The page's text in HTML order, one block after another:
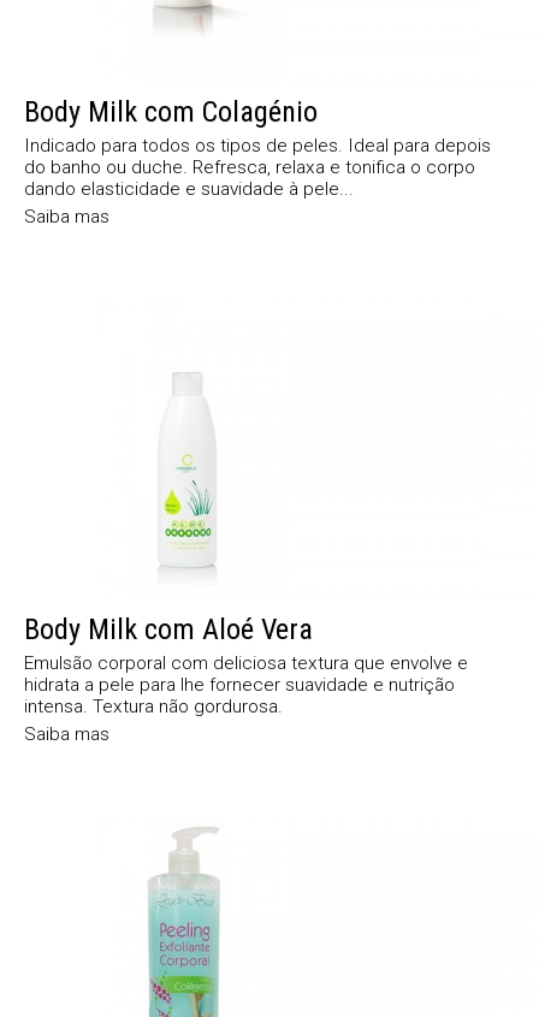
Body Milk com Colagénio
Indicado para todos os tipos de peles. Ideal para depois
do banho ou duche. Refresca, relaxa e tonifica o corpo
dando elasticidade e suavidade à pele...
Saiba mas
Body Milk com Aloé Vera
Emulsão corporal com deliciosa textura que envolve e
hidrata a pele para lhe fornecer suavidade e nutrição
intensa. Textura não gordurosa.
Saiba mas